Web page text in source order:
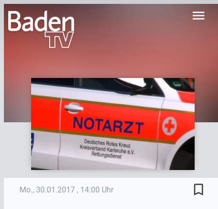
menu
Mo., 30.01.2017 , 14:00 Uhr bookmark_border